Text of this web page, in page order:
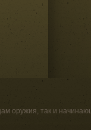
оружия, так и